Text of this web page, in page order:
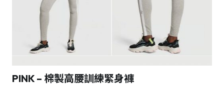
PINK – 棉製高腰訓練緊身褲